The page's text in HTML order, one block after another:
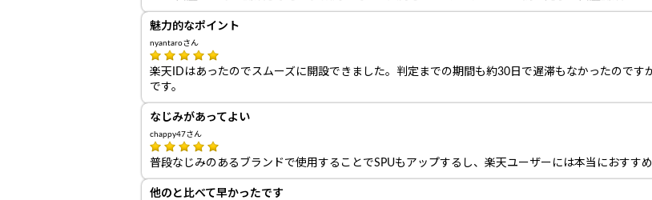
魅力的なポイント
nyantaroさん
楽天IDはあったのでスムーズに開設できました。判定までの期間も約30日で遅滞もなかったので
です。
なじみがあってよい
chappy47さん
普段なじみのあるブランドで使用することでSPUもアップするし、楽天ユーザーには本当におすすめ
他のと比べて早かったです